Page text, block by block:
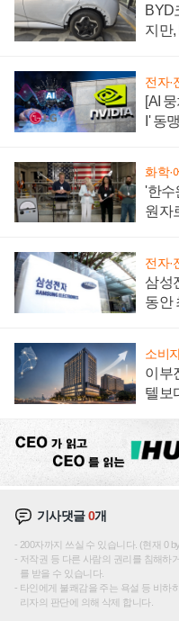
BYD
지만,
전자·
[AI
I' 동
화학·
'한수
원자
전자·
삼성
동안
소비
이부
텔보
기사댓글0개
200자까지 쓰실 수 있습니다. (현재 0
저작권 등 다른 사람의 권리를 침해하
를 받을 수 있습니다.
타인에게 불쾌감을 주는 욕설 등 비하
리자의 판단에 의해 삭제 합니다.